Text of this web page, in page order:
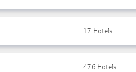
17 Hotels
476 Hotels